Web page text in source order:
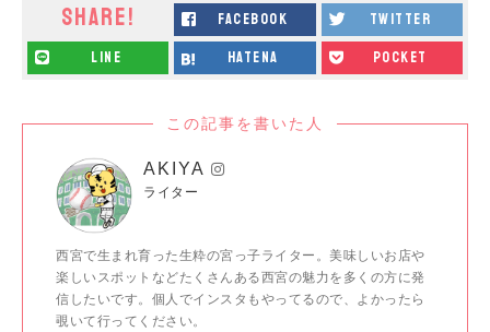
SHARE! facebook twitter
line hatena pocket
この記事を書いた人
AKIYA
ライター
西宮で生まれ育った生粋の宮っ子ライター。美味しいお店や
楽しいスポットなどたくさんある西宮の魅力を多くの方に発
信したいです。個人でインスタもやってるので、よかったら
覗いて行ってください。